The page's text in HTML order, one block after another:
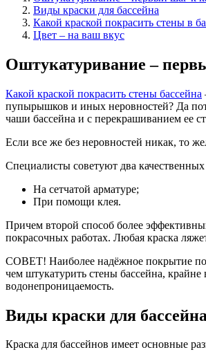
Виды краски для бассейна
Какой краской покрасить стены в
Цвет – на ваш вкус
Оштукатуривание –
Какой краской покрасить стены бассейна
пупырышков и иных неровностей? Да
чаши бассейна и с перекрашиванием ее
Если все же без неровностей никак, то
Специалисты советуют два
На сетчатой арматуре;
При помощи клея.
Причем второй способ более
покрасочных работах. Любая краска
СОВЕТ! Наиболее надёжное покрытие
чем штукатурить стены бассейна,
водонепроницаемость.
Виды краски для бассейна
Краска для бассейнов имеет основные